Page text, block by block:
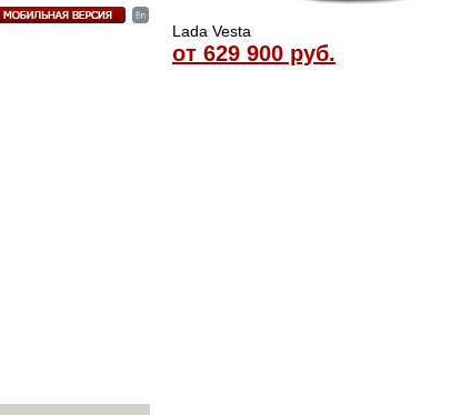
Lada Vesta
от 629 900 руб.